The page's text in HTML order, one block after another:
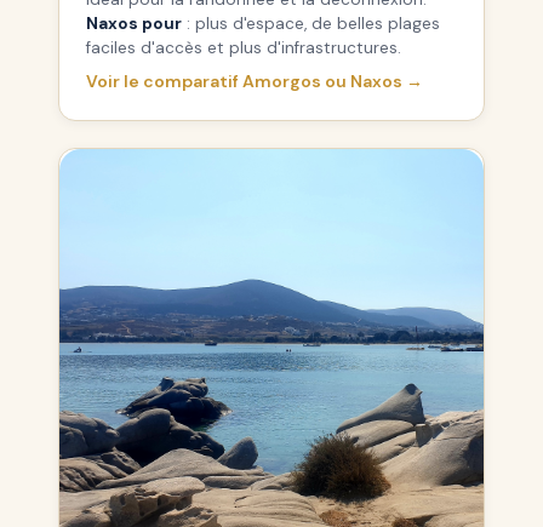
Naxos pour : plus d'espace, de belles plages
faciles d'accès et plus d'infrastructures.
Voir le comparatif Amorgos ou Naxos →